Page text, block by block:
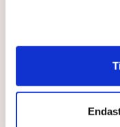
40 personer
för att
Samtidigt är
att navigera
agera tillräckligt då
Rickard Axdorff på